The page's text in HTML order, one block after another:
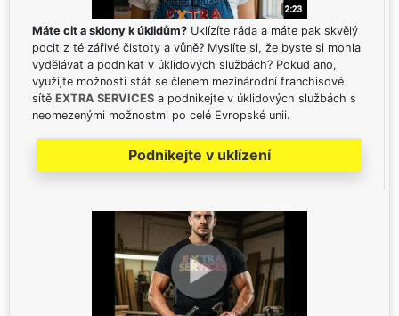
Máte cit a sklony k úklidům? Uklízíte ráda a máte pak skvělý
pocit z té zářivé čistoty a vůně? Myslíte si, že byste si mohla
vydělávat a podnikat v úklidových službách? Pokud ano,
využijte možnosti stát se členem mezinárodní franchisové
sítě EXTRA SERVICES a podnikejte v úklidových službách s
neomezenými možnostmi po celé Evropské unii.
Podnikejte v uklízení